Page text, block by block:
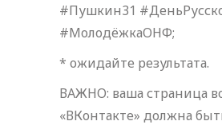
#Пушкин31
#МолодёжкаОНФ;
* ожидайте результата.
ВАЖНО: ваша страница
«ВКонтакте» должна